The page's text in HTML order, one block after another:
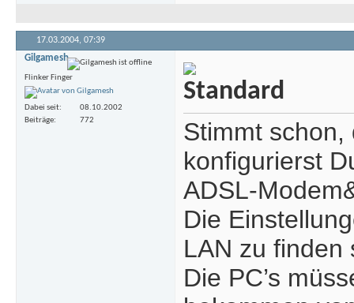
17.03.2004, 07:39
Gilgamesh
Flinker Finger
Dabei seit
08.10.2002
Beiträge
772
Stimmt schon,
konfigurierst
ADSL-
Die
LAN zu finden
Die PC’s